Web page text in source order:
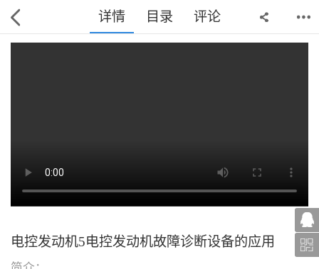
详情 目录 评论
电控发动机5电控发动机故障诊断设备的应用